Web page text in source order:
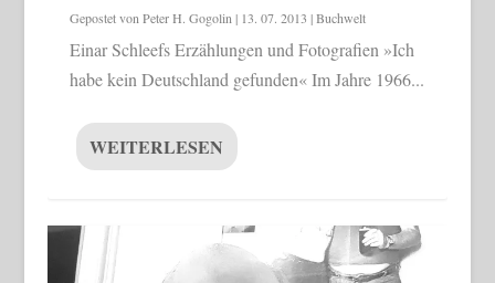
Gepostet von Peter H. Gogolin | 13. 07. 2013 |Buchwelt
Einar Schleefs Erzählungen und Fotografien »Ich
habe kein Deutschland gefunden« Im Jahre 1966...
WEITERLESEN